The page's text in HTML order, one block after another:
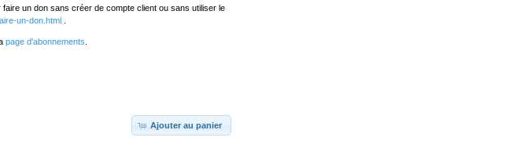
un don sans créer de compte client ou sans utiliser le
un-don.html
page d'abonnements
Ajouter au panier